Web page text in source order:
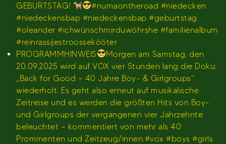
GEBURTSTAG!
#numaontheroad #niedecken
#niedeckensbap #niedeckensbap #geburtstag
#oleander #ichwünschmirduwöhrshe #familienalbum
#reinrassijestroossekööter
PROGRAMMHINWEIS
Morgen am Samstag, den
20.09.2025 wird auf VOX vier Stunden lang die Doku:
„Back for Good – 40 Jahre Boy- & Girlgroups“
wiederholt. Es geht also erneut auf musikalische
Zeitreise und es werden die größten Hits von Boy-
und Girlgroups der vergangenen vier Jahrzehnte
beleuchtet – kommentiert von mehr als 40
Prominenten und Zeitzeug/innen.#vox #boys #girls